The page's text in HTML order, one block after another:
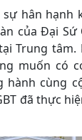
sự hân hạnh
của Đại Sứ
Trung tâm.
muốn có
hành cùng
đã thực